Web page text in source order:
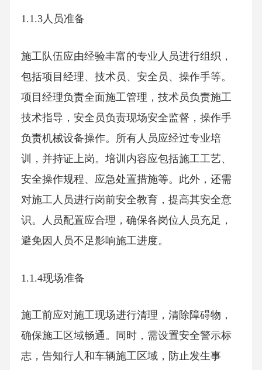
1.1.3人员准备
施工队伍应由经验丰富的专业人员进行组织，
包括项目经理、技术员、安全员、操作手等。
项目经理负责全面施工管理，技术员负责施工
技术指导，安全员负责现场安全监督，操作手
负责机械设备操作。所有人员应经过专业培
训，并持证上岗。培训内容应包括施工工艺、
安全操作规程、应急处置措施等。此外，还需
对施工人员进行岗前安全教育，提高其安全意
识。人员配置应合理，确保各岗位人员充足，
避免因人员不足影响施工进度。
1.1.4现场准备
施工前应对施工现场进行清理，清除障碍物，
确保施工区域畅通。同时，需设置安全警示标
志，告知行人和车辆施工区域，防止发生事